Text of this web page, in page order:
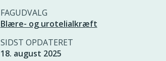
FAGUDVALG
Blære- og urotelialkræft
SIDST OPDATERET
18. august 2025